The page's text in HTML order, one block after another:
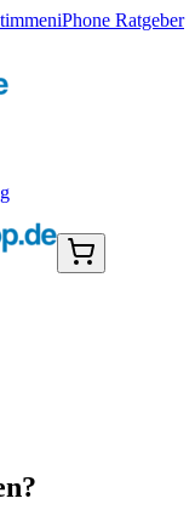
iPhone Ratgeber